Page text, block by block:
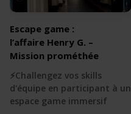
Escape game :
l’affaire Henry G. –
Mission prométhée
⚡️Challengez vos skills
d'équipe en participant à un
espace game immersif